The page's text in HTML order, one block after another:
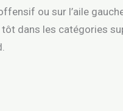
ou sur l’aile
dans les catégories